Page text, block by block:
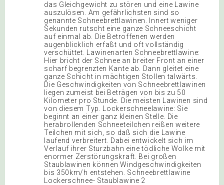
das Gleichgewicht zu stören und eine Lawine
auszulösen. Am gefährlichsten sind so
genannte Schneebrettlawinen. Innert weniger
Sekunden rutscht eine ganze Schneeschicht
auf einmal ab. Die Betroffenen werden
augenblicklich erfaßt und oft vollständig
verschüttet. Lawinenarten Schneebrettlawine:
Hier bricht der Schnee an breiter Front an einer
scharf begrenzten Kante ab. Dann gleitet eine
ganze Schicht in mächtigen Stollen talwärts.
Die Geschwindigkeiten von Schneebrettlawinen
liegen zumeist bei Beträgen von bis zu 50
Kilometer pro Stunde. Die meisten Lawinen sind
von diesem Typ. Lockerschneelawine: Sie
beginnt an einer ganz kleinen Stelle. Die
herabrollenden Schneeteilchen reißen weitere
Teilchen mit sich, so daß sich die Lawine
laufend verbreitert. Dabei entwickelt sich im
Verlauf ihrer Sturzbahn eine tödliche Wolke mit
enormer Zerstörungskraft. Bei großen
Staublawinen können Windgeschwindigkeiten
bis 350km/h entstehen. Schneebrettlawine
Lockerschnee- Staublawine 2